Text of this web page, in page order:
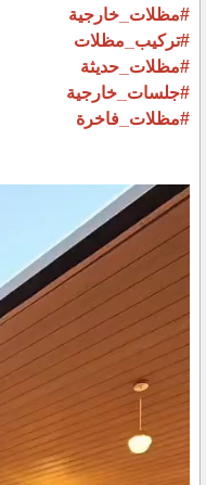
#مظلات_خارجية
#تركيب_مظلات
#مظلات_حديثة
#جلسات_خارجية
#مظلات_فاخرة